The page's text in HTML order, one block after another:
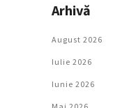
Arhivă
August 2026
Iulie 2026
Iunie 2026